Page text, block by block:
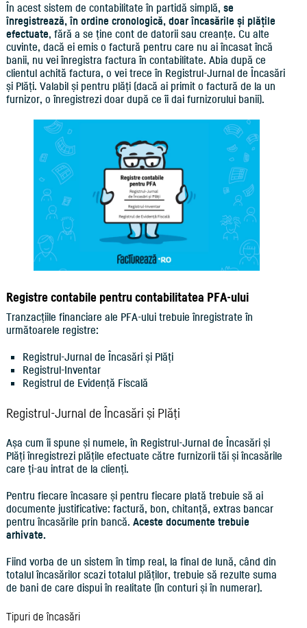
În acest sistem de contabilitate în partidă simplă, se
înregistrează, în ordine cronologică, doar încasările și plățile
efectuate, fără a se ține cont de datorii sau creanțe. Cu alte
cuvinte, dacă ei emis o factură pentru care nu ai încasat încă
banii, nu vei înregistra factura în contabilitate. Abia după ce
clientul achită factura, o vei trece în Registrul-Jurnal de Încasări
și Plăți. Valabil și pentru plăți (dacă ai primit o factură de la un
furnizor, o înregistrezi doar după ce îi dai furnizorului banii).
Registre contabile pentru contabilitatea PFA-ului
Tranzacțiile financiare ale PFA-ului trebuie înregistrate în
următoarele registre:
Registrul-Jurnal de Încasări și Plăți
Registrul-Inventar
Registrul de Evidență Fiscală
Registrul-Jurnal de Încasări și Plăți
Așa cum îi spune și numele, în Registrul-Jurnal de Încasări și
Plăți înregistrezi plățile efectuate către furnizorii tăi și încasările
care ți-au intrat de la clienți.
Pentru fiecare încasare și pentru fiecare plată trebuie să ai
documente justificative: factură, bon, chitanță, extras bancar
pentru încasările prin bancă. Aceste documente trebuie
arhivate.
Fiind vorba de un sistem în timp real, la final de lună, când din
totalul încasărilor scazi totalul plăților, trebuie să rezulte suma
de bani de care dispui în realitate (în conturi și în numerar).
Tipuri de încasări